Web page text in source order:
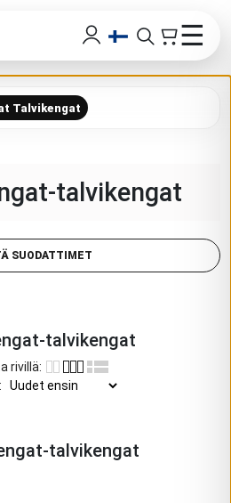
☰
Talvikengat
talvikengat
SUODATTIMET
talvikengat
rivillä:
:
talvikengat